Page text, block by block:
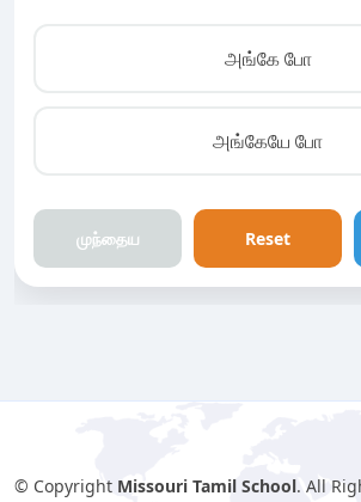
அங்கே போ
அங்கேயே போ
முந்தைய Reset
© Copyright Missouri Tamil School. All